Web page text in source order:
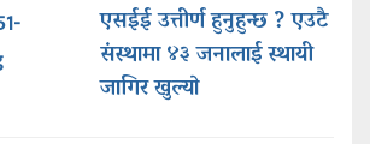
एसईई उत्तीर्ण हुनुहुन्छ ? एउटै
संस्थामा ४३ जनालाई स्थायी
जागिर खुल्याे